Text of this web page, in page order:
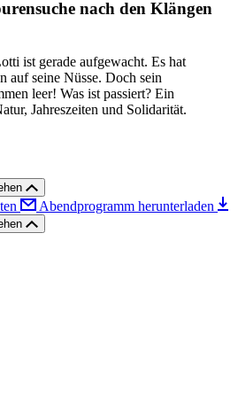
nach den Klängen
ist gerade aufgewacht. Es hat
auf seine Nüsse. Doch sein
leer! Was ist passiert? Ein
Jahreszeiten und Solidarität.
Abendprogramm herunterladen